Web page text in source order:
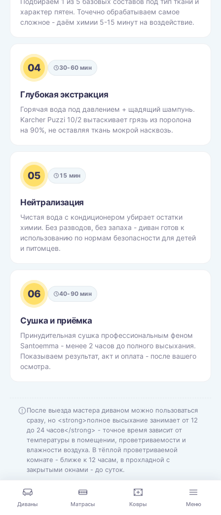
характер пятен. Точечно обрабатываем самое
сложное - даём химии 5-15 минут на воздействие.
04 30-60 мин
Глубокая экстракция
Горячая вода под давлением + щадящий шампунь.
Karcher Puzzi 10/2 вытаскивает грязь из поролона
на 90%, не оставляя ткань мокрой насквозь.
05 15 мин
Нейтрализация
Чистая вода с кондиционером убирает остатки
химии. Без разводов, без запаха - диван готов к
использованию по нормам безопасности для детей
и питомцев.
06 40-90 мин
Сушка и приёмка
Принудительная сушка профессиональным феном
Santoemma - менее 2 часов до полного высыхания.
Показываем результат, акт и оплата - после вашего
осмотра.
После выезда мастера диваном можно пользоваться
сразу, но <strong>полное высыхание занимает от 12
до 24 часов</strong> - точное время зависит от
температуры в помещении, проветриваемости и
влажности воздуха. В тёплой проветриваемой
комнате - ближе к 12 часам, в прохладной с
закрытыми окнами - до суток.
Диваны Матрасы Ковры Меню